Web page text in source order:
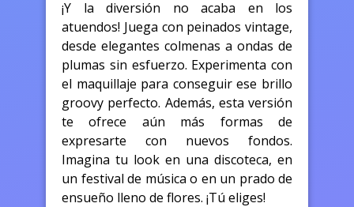
¡Y la diversión no acaba en los
atuendos! Juega con peinados vintage,
desde elegantes colmenas a ondas de
plumas sin esfuerzo. Experimenta con
el maquillaje para conseguir ese brillo
groovy perfecto. Además, esta versión
te ofrece aún más formas de
expresarte con nuevos fondos.
Imagina tu look en una discoteca, en
un festival de música o en un prado de
ensueño lleno de flores. ¡Tú eliges!